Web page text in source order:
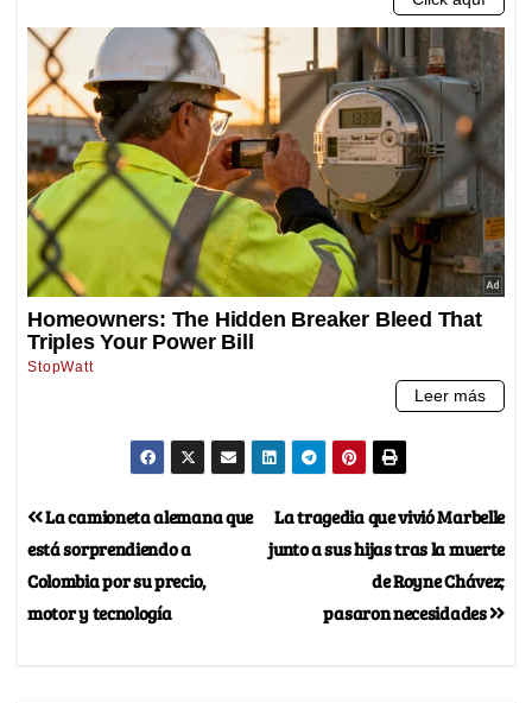
La tragedia que vivió Marbelle
junto a sus hijas tras la muerte
de Royne Chávez;
pasaron necesidades
La camioneta alemana que
está sorprendiendo a
Colombia por su precio,
motor y tecnología